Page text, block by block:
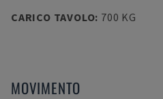
CARICO TAVOLO: 700 KG
MOVIMENTO